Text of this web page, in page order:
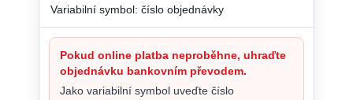
Variabilní symbol: číslo objednávky
Pokud online platba neproběhne, uhraďte
objednávku bankovním převodem.
Jako variabilní symbol uveďte číslo